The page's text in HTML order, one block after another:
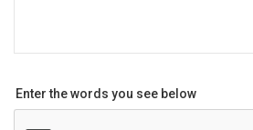
Enter the words you see below